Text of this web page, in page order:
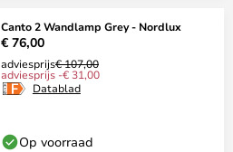
Canto 2 Wandlamp Grey - Nordlux
€ 76,00
adviesprijs€ 107,00
adviesprijs -€ 31,00
Datablad
Op voorraad